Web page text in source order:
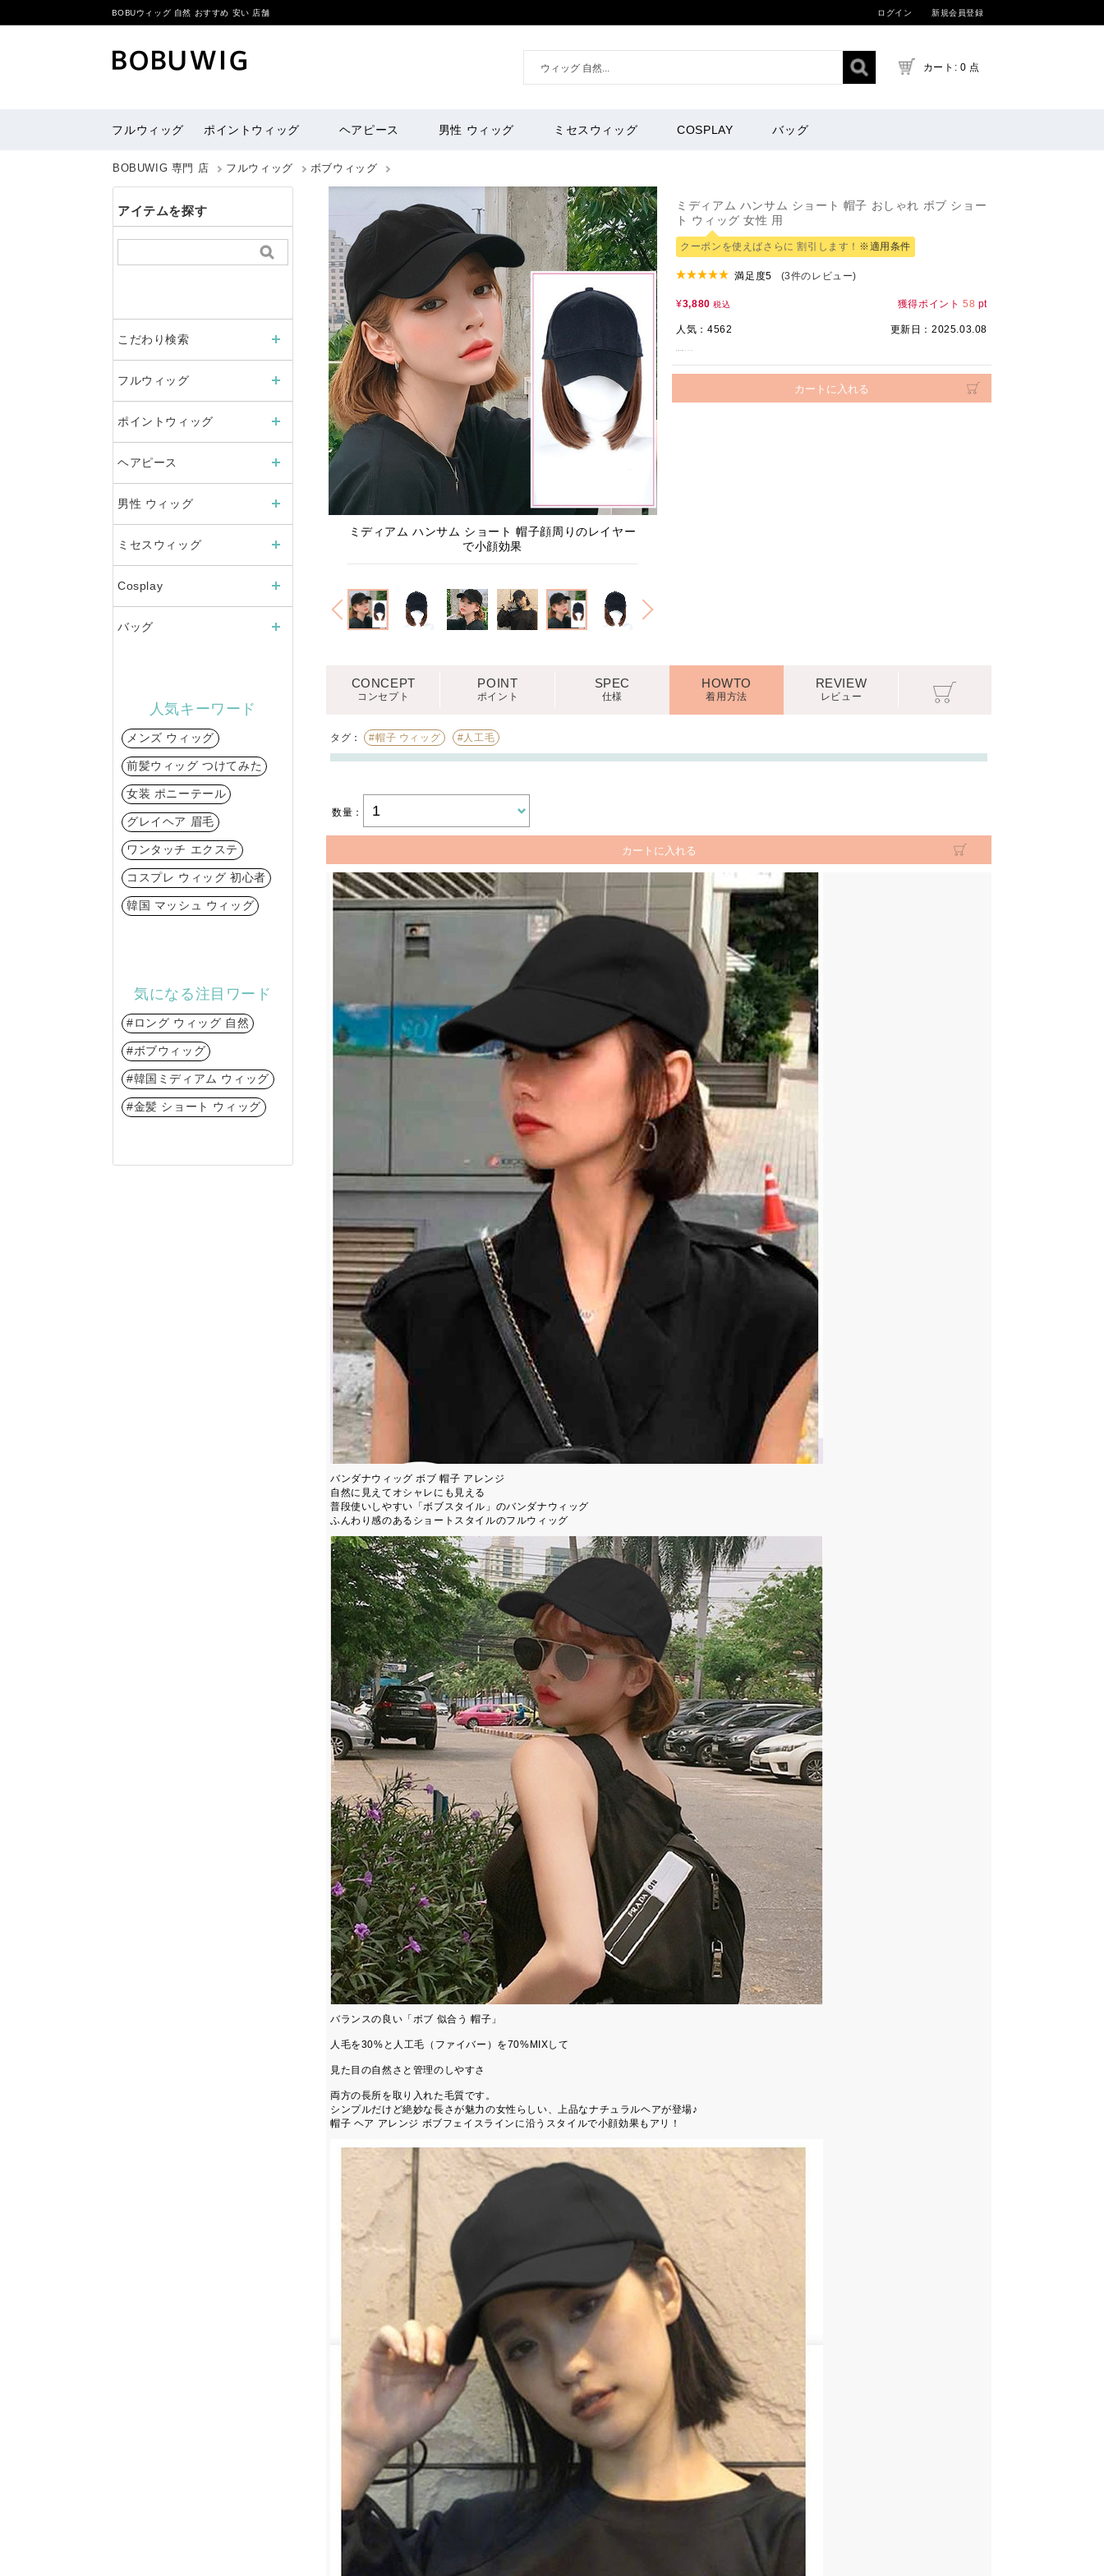
BOBUウィッグ 自然 おすすめ 安い 店舗 ログイン 新規会員登録
カート: 0 点
フルウィッグ ポイントウィッグ ヘアピース 男性 ウィッグ ミセスウィッグ COSPLAY バッグ
BOBUWIG 専門 店 フルウィッグ ボブウィッグ
自然に見えてオシャレにも見える
ミディアム ハンサム ショート 帽子顔周りのレイヤー
で小顔効果
ミディアム ハンサム ショート 帽子 おしゃれ ボブ ショー
ト ウィッグ 女性 用
クーポンを使えばさらに 割引します！ ※適用条件
満足度5 (3件のレビュー)
¥3,880 税込 獲得ポイント 58 pt
人気：4562 更新日：2025.03.08
CONCEPT
コンセプト
POINT
ポイント
SPEC
仕様
HOWTO
着用方法
REVIEW
レビュー
タグ ： #帽子 ウィッグ #人工毛
数量：
バンダナウィッグ ボブ 帽子 アレンジ
自然に見えてオシャレにも見える
普段使いしやすい「ボブスタイル」のバンダナウィッグ
ふんわり感のあるショートスタイルのフルウィッグ
バランスの良い「ボブ 似合う 帽子」
人毛を30%と人工毛（ファイバー）を70%MIXして
見た目の自然さと管理のしやすさ
両方の長所を取り入れた毛質です。
シンプルだけど絶妙な長さが魅力の女性らしい、上品なナチュラルヘアが登場♪
帽子 ヘア アレンジ ボブフェイスラインに沿うスタイルで小顔効果もアリ！
アイテムを探す
こだわり検索
フルウィッグ
ポイントウィッグ
ヘアピース
男性 ウィッグ
ミセスウィッグ
Cosplay
バッグ
人気キーワード
メンズ ウィッグ
前髪ウィッグ つけてみた
女装 ポニーテール
グレイヘア 眉毛
ワンタッチ エクステ
コスプレ ウィッグ 初心者
韓国 マッシュ ウィッグ
気になる注目ワード
#ロング ウィッグ 自然
#ボブウィッグ
#韓国ミディアム ウィッグ
#金髪 ショート ウィッグ